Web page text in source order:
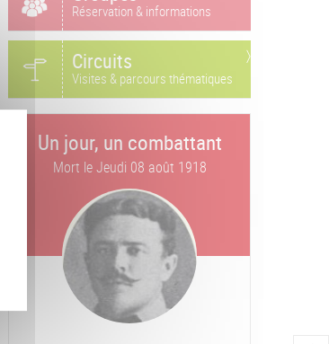
Réservation & informations
Circuits
Visites & parcours thématiques
Un jour, un combattant
Mort leJeudi 08 août 1918